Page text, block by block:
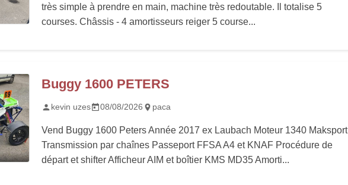
très simple à prendre en main, machine très redoutable. Il totalise 5
courses. Châssis - 4 amortisseurs reiger 5 course...
Buggy 1600 PETERS
kevin uzes 08/08/2026 paca
Vend Buggy 1600 Peters Année 2017 ex Laubach Moteur 1340 Maksport
Transmission par chaînes Passeport FFSA A4 et KNAF Procédure de
départ et shifter Afficheur AIM et boîtier KMS MD35 Amorti...